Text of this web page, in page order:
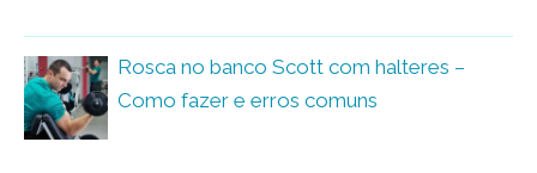
Rosca no banco Scott com halteres –
Como fazer e erros comuns